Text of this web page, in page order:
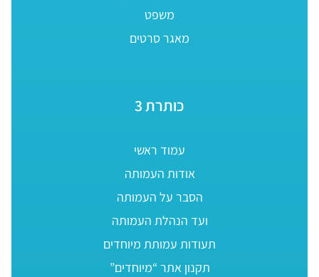
משפט
מאגר סרטים
כותרת 3
עמוד ראשי
אודות העמותה
הסבר על העמותה
ועד הנהלת העמותה
תעודות עמותת מיוחדים
תקנון אתר “מיוחדים”